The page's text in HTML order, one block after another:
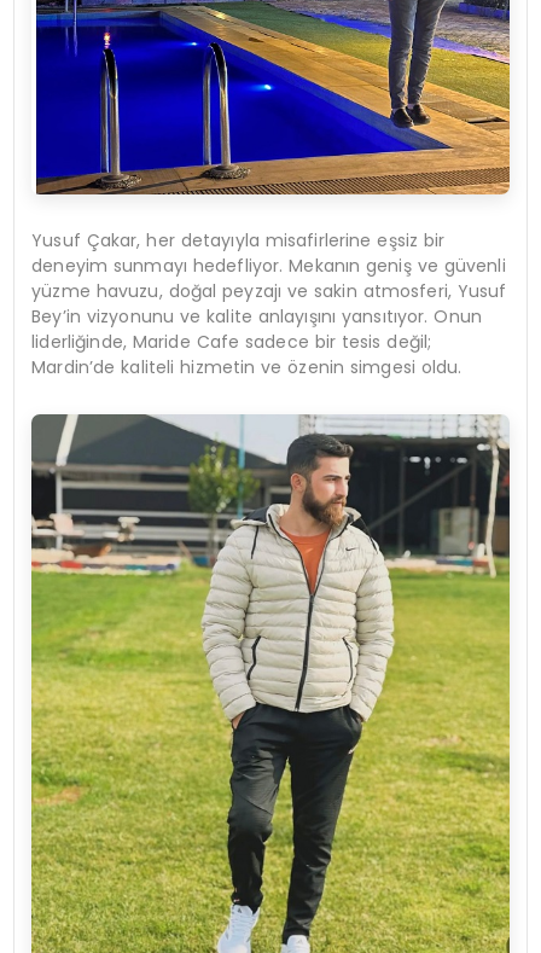
Yusuf Çakar, her detayıyla misafirlerine eşsiz bir
deneyim sunmayı hedefliyor. Mekanın geniş ve güvenli
yüzme havuzu, doğal peyzajı ve sakin atmosferi, Yusuf
Bey’in vizyonunu ve kalite anlayışını yansıtıyor. Onun
liderliğinde, Maride Cafe sadece bir tesis değil;
Mardin’de kaliteli hizmetin ve özenin simgesi oldu.